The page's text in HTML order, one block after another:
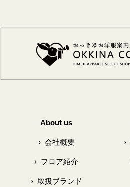
About us
›会社概要
› フロア紹介
›取扱ブランド
›